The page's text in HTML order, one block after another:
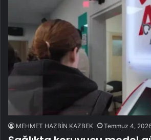
MEHMET HAZBİN KAZBEK Temmuz 4,